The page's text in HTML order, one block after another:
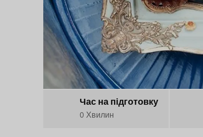
Час на підготовку
0 Хвилин